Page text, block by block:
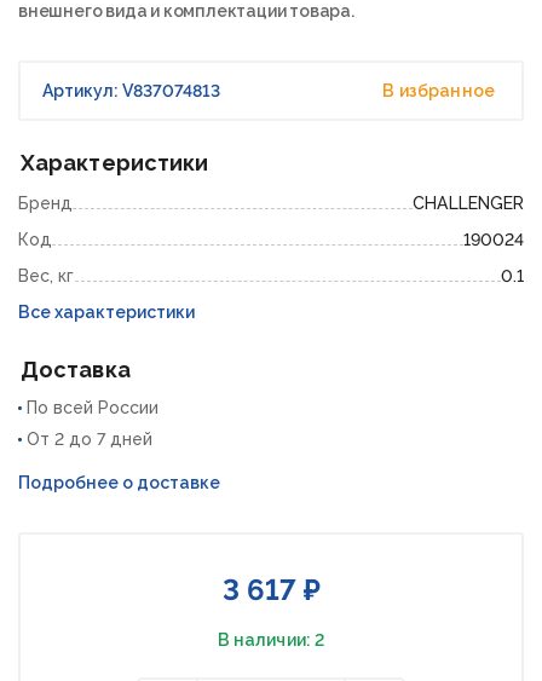
внешнего вида и комплектации товара.
Артикул: V837074813 В избранное
Характеристики
Бренд
CHALLENGER
Код
190024
Вес, кг
0.1
Все характеристики
Доставка
По всей России
От 2 до 7 дней
Подробнее о доставке
3 617 ₽
В наличии: 2